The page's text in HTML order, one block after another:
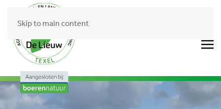
Skip to main content